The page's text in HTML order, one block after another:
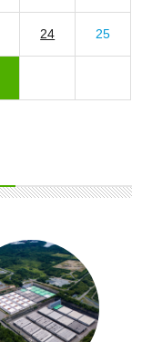
24 25